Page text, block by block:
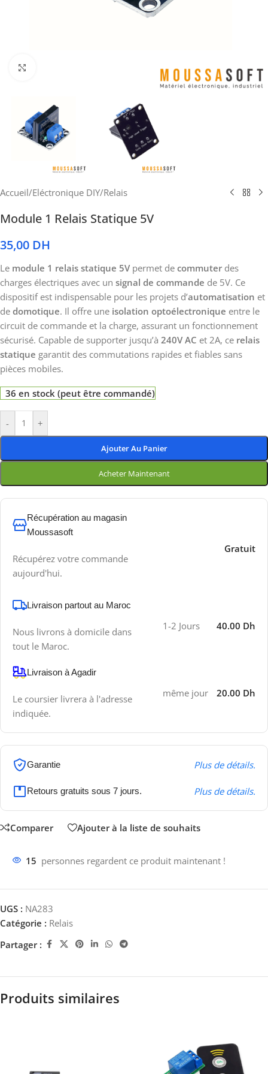
Accueil/Eléctronique DIY/Relais
Module 1 Relais Statique 5V
35,00 DH
Le module 1 relais statique 5V permet de commuter des
charges électriques avec un signal de commande de 5V. Ce
dispositif est indispensable pour les projets d’automatisation et
de domotique. Il offre une isolation optoélectronique entre le
circuit de commande et la charge, assurant un fonctionnement
sécurisé. Capable de supporter jusqu’à 240V AC et 2A, ce relais
statique garantit des commutations rapides et fiables sans
pièces mobiles.
36 en stock (peut être commandé)
- +
Ajouter Au Panier
Acheter Maintenant
Récupération au magasin
Moussasoft
Récupérez votre commande
aujourd'hui.
Gratuit
Livraison partout au Maroc
Nous livrons à domicile dans
tout le Maroc.
1-2 Jours 40.00 Dh
Livraison à Agadir
Le coursier livrera à l'adresse
indiquée.
même jour 20.00 Dh
Garantie Plus de détails.
Retours gratuits sous 7 jours. Plus de détails.
Comparer Ajouter à la liste de souhaits
15 personnes regardent ce produit maintenant !
UGS : NA283
Catégorie : Relais
Partager :
Produits similaires